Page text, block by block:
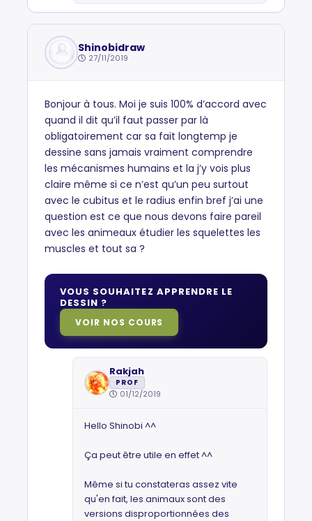
Shinobidraw
27/11/2019
Bonjour à tous. Moi je suis 100% d’accord avec
quand il dit qu’il faut passer par là
obligatoirement car sa fait longtemp je
dessine sans jamais vraiment comprendre
les mécanismes humains et la j’y vois plus
claire même si ce n’est qu’un peu surtout
avec le cubitus et le radius enfin bref j’ai une
question est ce que nous devons faire pareil
avec les animeaux étudier les squelettes les
muscles et tout sa ?
VOUS SOUHAITEZ APPRENDRE LE
DESSIN ?
VOIR NOS COURS
Rakjah
PROF
01/12/2019
Hello Shinobi ^^
Ça peut être utile en effet ^^
Même si tu constateras assez vite
qu'en fait, les animaux sont des
versions disproportionnées des